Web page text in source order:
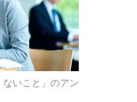
ないこと」のアン